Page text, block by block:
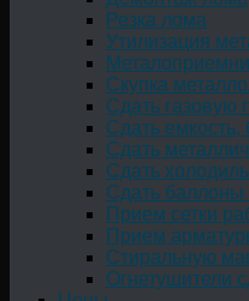
Резка лома
Утилизация
Скупка
Сдать газовую
Сдать емкость,
Cдать
Сдать
Сдать баллоны
Прием сетки
Прием
Стиральную
Огнетушители